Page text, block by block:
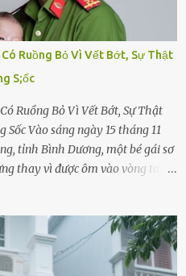
Ruồng Bỏ Vì Vết Bớt, Sự Thật
S;ốc
Ruồng Bỏ Vì Vết Bớt, Sự Thật
Vào sáng ngày 15 tháng 11
tỉnh Bình Dương, một bé gái sơ
thay vì được ôm vào vòng tay
Tùng xem như điềm gở. Ông
tiếng ở Bình Dương, cùng vợ là
nhẫn tâm: bỏ lại đứa trẻ. Họ